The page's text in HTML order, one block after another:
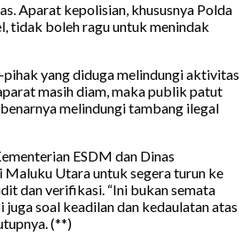
Aparat kepolisian, khususnya Polda
tidak boleh ragu untuk menindak
yang diduga melindungi aktivitas
masih diam, maka publik patut
melindungi tambang ilegal
ESDM dan Dinas
Maluku Utara untuk segera turun ke
dan verifikasi. “Ini bukan semata
soal keadilan dan kedaulatan atas
(**)